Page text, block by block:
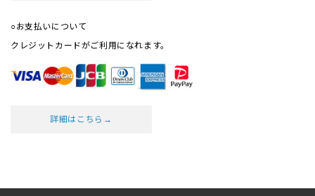
○お支払いについて
クレジットカードがご利用になれます。
詳細はこちら→